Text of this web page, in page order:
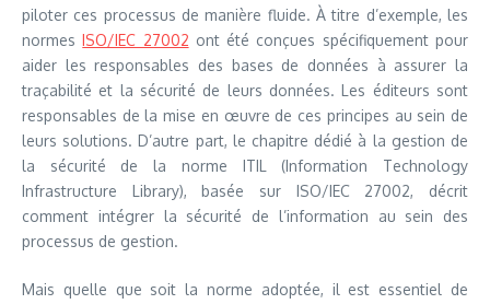
piloter ces processus de manière fluide. À titre d’exemple, les
normesISO/IEC 27002 ont été conçues spécifiquement pour
aider les responsables des bases de données à assurer la
traçabilité et la sécurité de leurs données. Les éditeurs sont
responsables de la mise en œuvre de ces principes au sein de
leurs solutions. D’autre part, le chapitre dédié à la gestion de
la sécurité de la norme ITIL (Information Technology
Infrastructure Library), basée sur ISO/IEC 27002, décrit
comment intégrer la sécurité de l’information au sein des
processus de gestion.
Mais quelle que soit la norme adoptée, il est essentiel de